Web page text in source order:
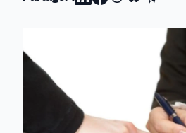
Threads
Bluesky
email